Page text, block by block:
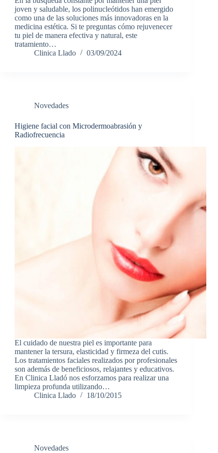
joven y saludable, los polinucleótidos han emergido
como una de las soluciones más innovadoras en la
medicina estética. Si te preguntas cómo rejuvenecer
tu piel de manera efectiva y natural, este
tratamiento…
Clinica Llado
03/09/2024
Novedades
Higiene facial con Microdermoabrasión y
Radiofrecuencia
El cuidado de nuestra piel es importante para
mantener la tersura, elasticidad y firmeza del cutis.
Los tratamientos faciales realizados por profesionales
son además de beneficiosos, relajantes y educativos.
En Clinica Lladó nos esforzamos para realizar una
limpieza profunda utilizando…
Clinica Llado
18/10/2015
Novedades